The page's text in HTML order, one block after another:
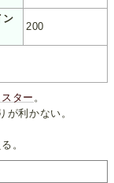
ン
200
ター 。
が利かない。
。